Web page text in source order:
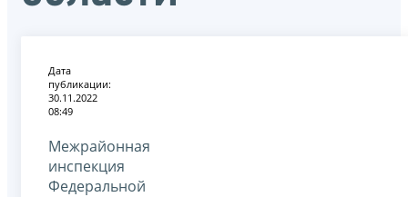
Дата
публикации:
30.11.2022
08:49
Межрайонная
инспекция
Федеральной